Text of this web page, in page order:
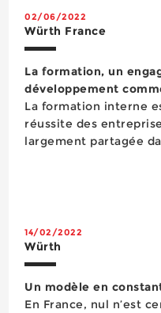
02/06/2022
Würth France
La formation, un
développement
La formation interne
réussite des
largement partagée
14/02/2022
Würth
Un modèle en
En France, nul n’est